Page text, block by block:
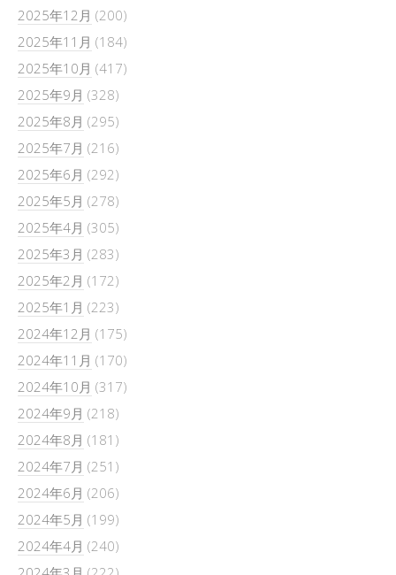
2025年12月 (200)
2025年11月 (184)
2025年10月 (417)
2025年9月 (328)
2025年8月 (295)
2025年7月 (216)
2025年6月 (292)
2025年5月 (278)
2025年4月 (305)
2025年3月 (283)
2025年2月 (172)
2025年1月 (223)
2024年12月 (175)
2024年11月 (170)
2024年10月 (317)
2024年9月 (218)
2024年8月 (181)
2024年7月 (251)
2024年6月 (206)
2024年5月 (199)
2024年4月 (240)